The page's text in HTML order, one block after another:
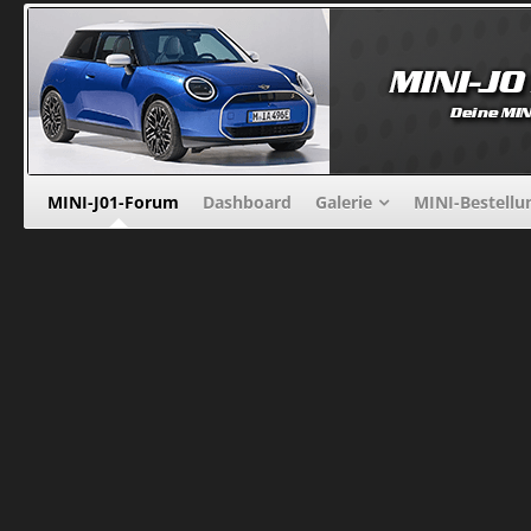
MINI-J01-Forum Dashboard Galerie MINI-